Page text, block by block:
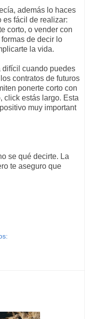
además lo haces
es fácil de realizar:
corto, o vender con
de decir lo
la vida.
difícil cuando puedes
contratos de futuros
ponerte corto con
click estás largo. Esta
muy important
se qué decirte. La
te aseguro que